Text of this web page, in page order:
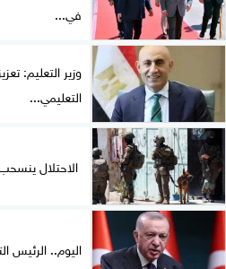
في...
وزير التعليم:
التعليمي...
الاحتلال
اليوم.. الرئيس